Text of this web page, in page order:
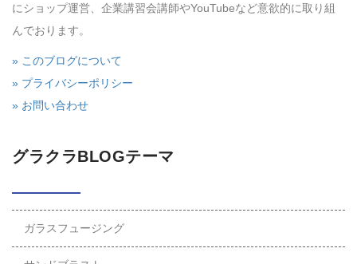
にショップ運営、企業講習会講師やYouTubeなど意欲的に取り組
んでおります。
» このブログについて
» プライバシーポリシー
» お問い合わせ
グラクラBLOGテーマ
ガラスフュージング